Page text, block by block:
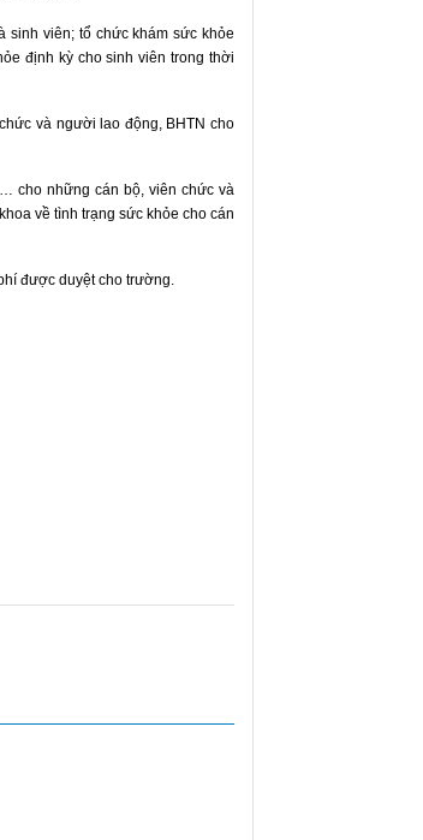
sinh viên; tổ chức khám sức khỏe
định kỳ cho sinh viên trong thời
và người lao động, BHTN cho
cho những cán bộ, viên chức và
về tình trạng sức khỏe cho cán
được duyệt cho trường.